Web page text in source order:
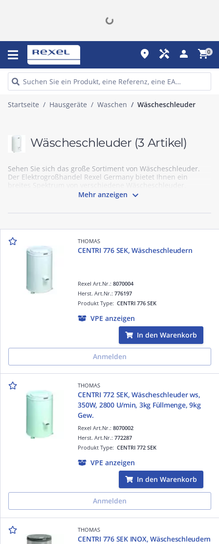
place handyman person shopping_cart0
Startseite Hausgeräte Waschen Wäscheschleuder
Wäscheschleuder (3 Artikel)
Sehen Sie sich das große Sortiment von Wäscheschleuder.
Der Elektrogroßhandel Rexel Germany bietet Ihnen ein
breites Spektrum von verschiedene Wäscheschleuder.
Mehr anzeigen 
THOMAS
CENTRI 776 SEK, Wäscheschleudern
Rexel Art.Nr.:8070004
Produkt Type:CENTRI 776 SEK
Herst. Art.Nr.:776197
VPE anzeigen
In den Warenkorb
Anmelden
THOMAS
CENTRI 772 SEK, Wäscheschleuder ws,
350W, 2800 U/min, 3kg Füllmenge, 9kg
Gew.
Rexel Art.Nr.:8070002
Produkt Type:CENTRI 772 SEK
Herst. Art.Nr.:772287
VPE anzeigen
In den Warenkorb
Anmelden
THOMAS
CENTRI 776 SEK INOX, Wäscheschleudern